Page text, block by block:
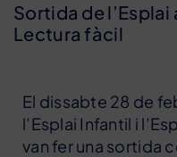
Sortida de l’Esplai
Lectura fàcil
El dissabte 28 de
l’Esplai Infantil i
van fer una sortida